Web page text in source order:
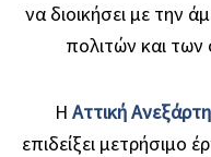
να διοικήσει με την
πολιτών και
Η Αττική
επιδείξει μετρήσιμο